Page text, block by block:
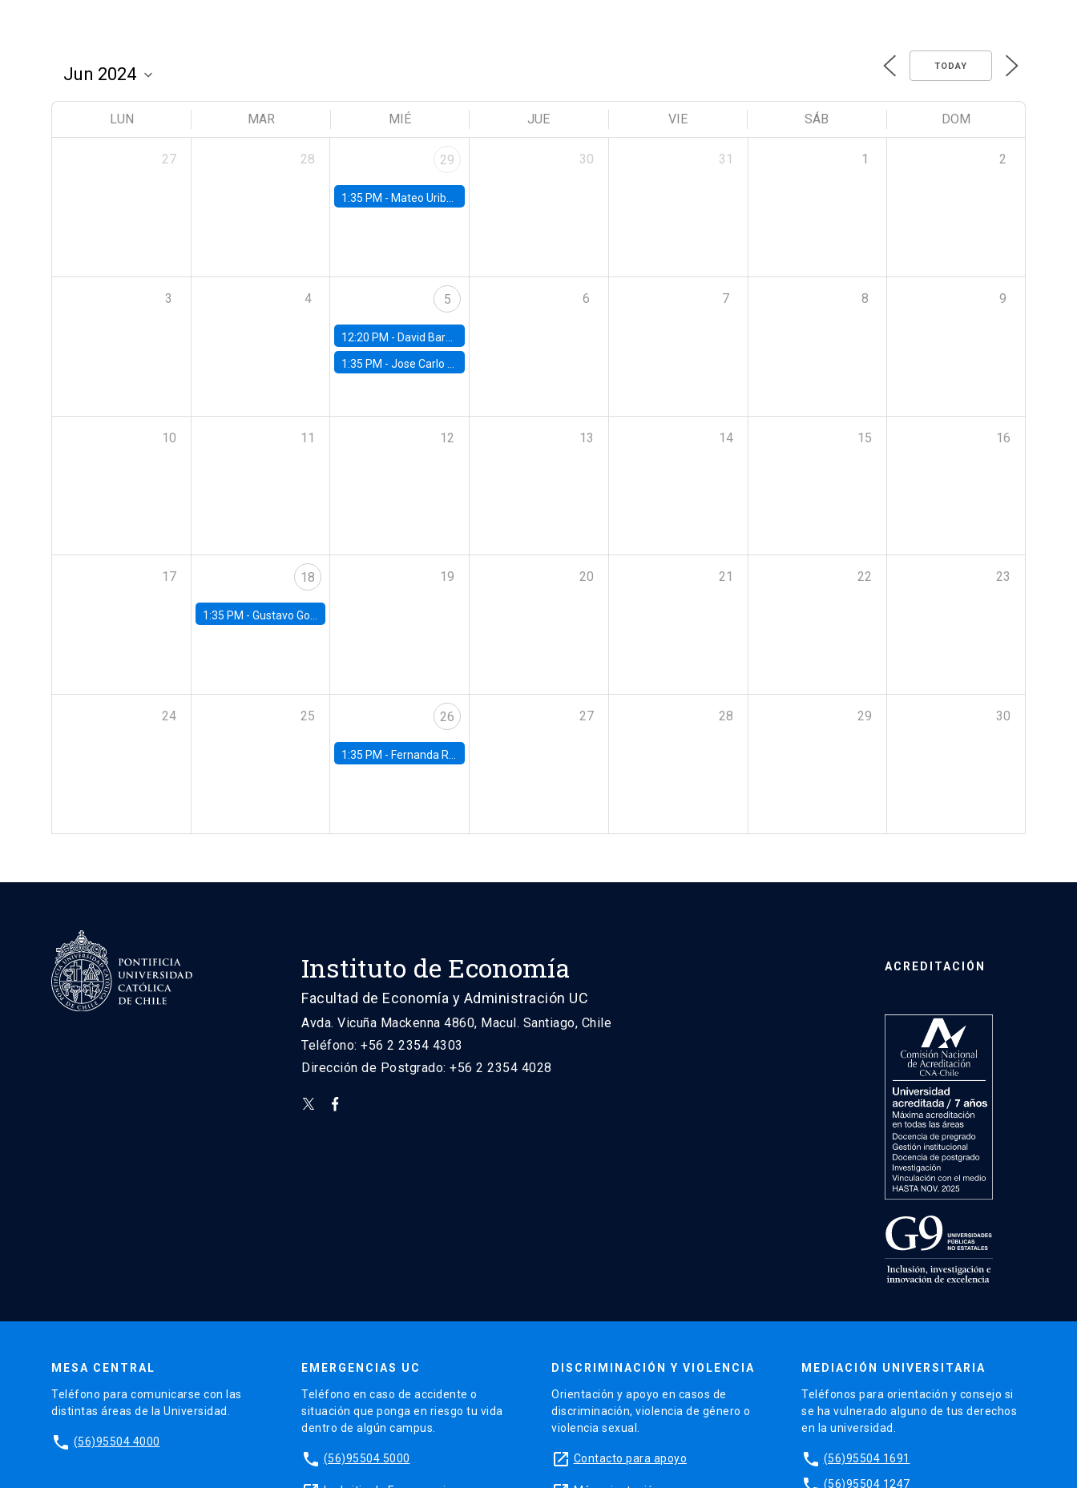
TODAY
LUN MAR MIÉ JUE VIE SÁB DOM
27 28 29
1:35 PM - Mateo Uribe-Castro, Universidad de los Andes (Colombia)
30 31 1 2
3 4 5
12:20 PM - David Bardey, Universidad de los Andes - CEDE
1:35 PM -Jose Carlo Bermudez, UC (ME) & World Bank
6 7 8 9
10 11 12 13 14 15 16
17 18
1:35 PM - Gustavo González, Banco Central de Chile
19 20 21 22 23
24 25 26
1:35 PM - Fernanda Rojas Ampuero, University of Wisconsin-Madison
27 28 29 30
Instituto de Economía
Facultad de Economía y Administración UC
Avda. Vicuña Mackenna 4860, Macul. Santiago, Chile
Teléfono: +56 2 2354 4303
Dirección de Postgrado: +56 2 2354 4028
ACREDITACIÓN
MESA CENTRAL
Teléfono para comunicarse con las
distintas áreas de la Universidad.
phone (56)95504 4000
EMERGENCIAS UC
Teléfono en caso de accidente o
situación que ponga en riesgo tu vida
dentro de algún campus.
phone (56)95504 5000
DISCRIMINACIÓN Y VIOLENCIA
Orientación y apoyo en casos de
discriminación, violencia de género o
violencia sexual.
launch Contacto para apoyo
MEDIACIÓN UNIVERSITARIA
Teléfonos para orientación y consejo si
se ha vulnerado alguno de tus derechos
en la universidad.
phone (56)95504 1691
(56)95504 1247